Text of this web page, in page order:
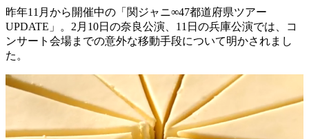
昨年11月から開催中の「関ジャニ∞47都道府県ツアー
UPDATE」。2月10日の奈良公演、11日の兵庫公演では、コ
ンサート会場までの意外な移動手段について明かされまし
た。